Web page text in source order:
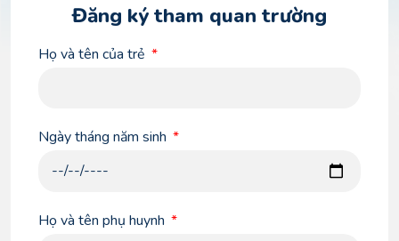
Đăng ký tham quan trường
Họ và tên của trẻ
Ngày tháng năm sinh
Họ và tên phụ huynh